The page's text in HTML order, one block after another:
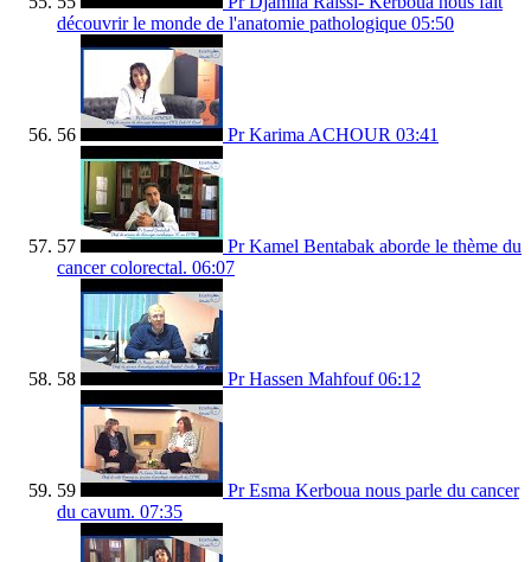
découvrir le monde de l'anatomie pathologique 05:50
56 Pr Karima ACHOUR 03:41
57
Pr Kamel Bentabak aborde le thème du
cancer colorectal. 06:07
58 Pr Hassen Mahfouf 06:12
59
Pr Esma Kerboua nous parle du cancer
du cavum. 07:35